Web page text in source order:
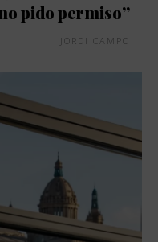
pido permiso”
JORDI CAMPO